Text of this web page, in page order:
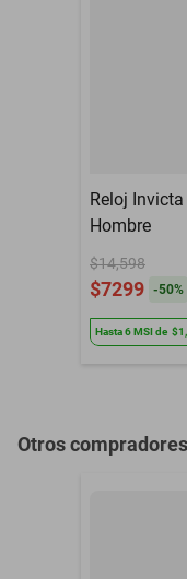
Contenido del
Garantía con
Género
Reloj
Hombre
$14,598
$7299 -50%
Hasta6MSIde
Otros